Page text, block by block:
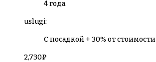
4 года
uslugi:
С посадкой + 30% от стоимости
2,730₽